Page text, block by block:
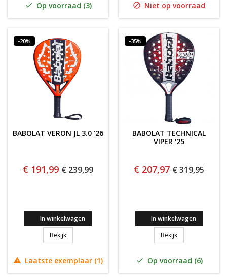
 Op voorraad (3)  Niet op voorraad
-20%
BABOLAT VERON JL 3.0 '26
€ 191,99 € 239,99
In winkelwagen
BekijkBABOLAT VERON JL 3.0 '26
 Laatste exemplaar (1)
-35%
BABOLAT TECHNICAL
VIPER '25
€ 207,97 € 319,95
In winkelwagen
BekijkBabolat
 Op voorraad (6)